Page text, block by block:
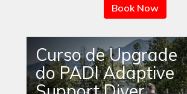
Book Now
Curso de Upgrade
do PADI Adaptive